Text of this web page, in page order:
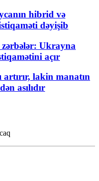
hibrid və
dəyişib
Ukrayna
açır
lakin manatın
asılıdır